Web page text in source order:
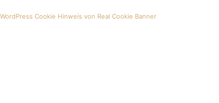
WordPress Cookie Hinweis von Real Cookie Banner